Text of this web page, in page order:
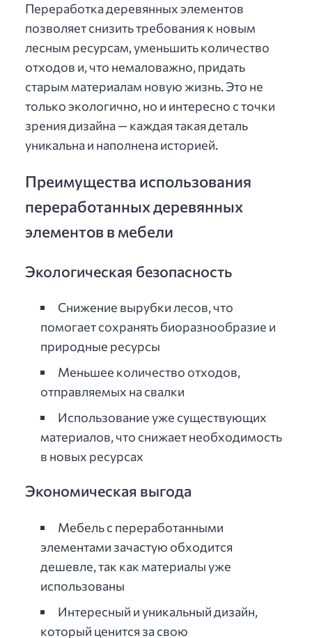
Переработка деревянных элементов
позволяет снизить требования к новым
лесным ресурсам, уменьшить количество
отходов и, что немаловажно, придать
старым материалам новую жизнь. Это не
только экологично, но и интересно с точки
зрения дизайна — каждая такая деталь
уникальна и наполнена историей.
Преимущества использования
переработанных деревянных
элементов в мебели
Экологическая безопасность
Снижение вырубки лесов, что
помогает сохранять биоразнообразие и
природные ресурсы
Меньшее количество отходов,
отправляемых на свалки
Использование уже существующих
материалов, что снижает необходимость
в новых ресурсах
Экономическая выгода
Мебель с переработанными
элементами зачастую обходится
дешевле, так как материалы уже
использованы
Интересный и уникальный дизайн,
который ценится за свою